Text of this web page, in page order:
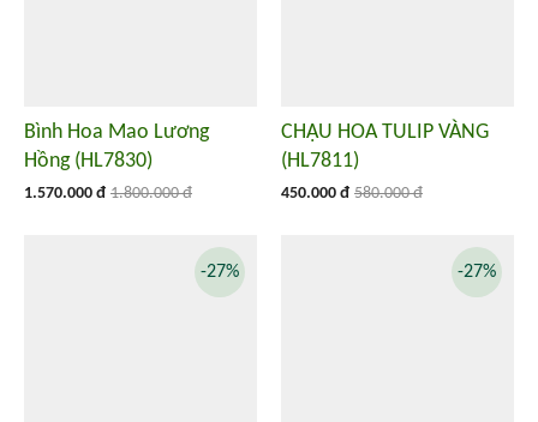
Bình Hoa Mao Lương
Hồng (HL7830)
1.570.000 đ 1.800.000 đ
CHẬU HOA TULIP VÀNG
(HL7811)
450.000 đ 580.000 đ
-27% -27%